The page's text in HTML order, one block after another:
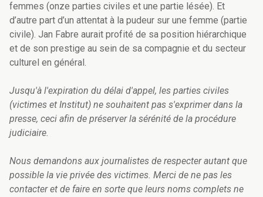
femmes (onze parties civiles et une partie lésée). Et
d’autre part d’un attentat à la pudeur sur une femme (partie
civile). Jan Fabre aurait profité de sa position hiérarchique
et de son prestige au sein de sa compagnie et du secteur
culturel en général.
Jusqu'à l'expiration du délai d'appel, les parties civiles
(victimes et Institut) ne souhaitent pas s'exprimer dans la
presse, ceci afin de préserver la sérénité de la procédure
judiciaire.
Nous demandons aux journalistes de respecter autant que
possible la vie privée des victimes. Merci de ne pas les
contacter et de faire en sorte que leurs noms complets ne